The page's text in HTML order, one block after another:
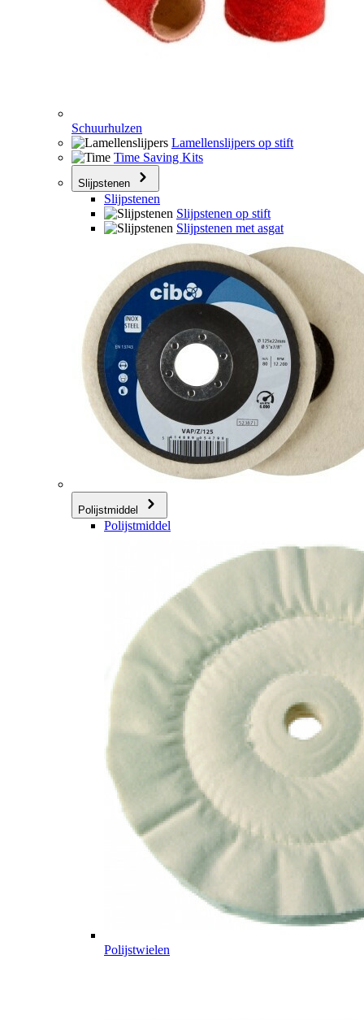
Schuurhulzen
Lamellenslijpers op stift
Time Saving Kits
Slijpstenen
Slijpstenen
Slijpstenen op stift
Slijpstenen met asgat
Polijstmiddel
Polijstmiddel
Polijstwielen